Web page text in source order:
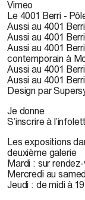
Vimeo
Le 4001 Berri -
Aussi au 4001
Aussi au 4001
Aussi au 4001
contemporain à
Aussi au 4001
Aussi au 4001
Design par
Je donne
S’inscrire à
Les expositions
deuxième galerie
Mardi : sur
Mercredi au
Jeudi : de midi à